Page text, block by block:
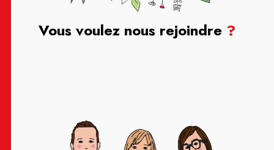
Vous voulez nous rejoindre ?